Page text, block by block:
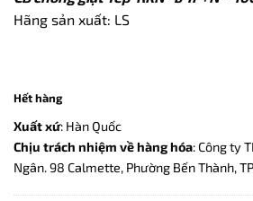
là:
1.150.000 ₫.
tại
Hãng sản xuất: LS
Hết hàng
Xuất xứ: Hàn Quốc
Chịu trách nhiệm về hàng hóa: Công ty
Ngân. 98 Calmette, Phường Bến Thành,